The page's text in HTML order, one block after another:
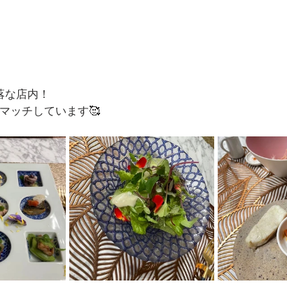
店内！
ッチしています🥰